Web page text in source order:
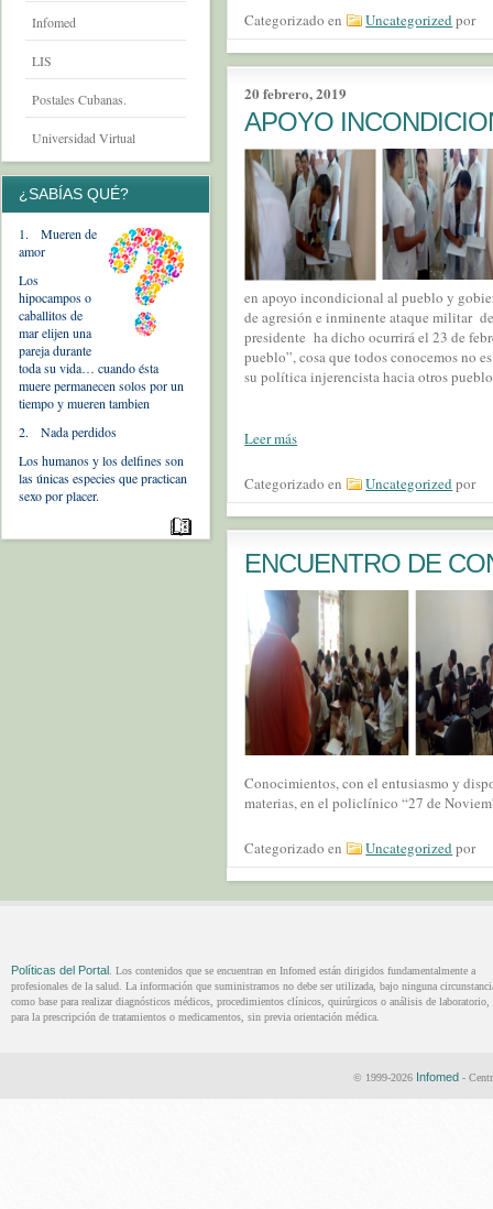
Categorizado en Uncategorizedpor
20 febrero, 2019
APOYO
en apoyo incondicional al pueblo y
de agresión e inminente ataque militar
presidente ha dicho ocurrirá el 23 de
pueblo”, cosa que todos conocemos no
su política injerencista hacia otros
Leer más
Categorizado en Uncategorizedpor
ENCUENTRO DE
Conocimientos, con el entusiasmo y
materias, en el policlínico “27 de
Categorizado en Uncategorizedpor
Infomed
LIS
Postales Cubanas.
Universidad Virtual
¿SABÍAS QUÉ?
1. Mueren de
amor
Los
hipocampos o
caballitos de
mar elijen una
pareja durante
toda su vida… cuando ésta
muere permanecen solos por un
tiempo y mueren tambien
2. Nada perdidos
Los humanos y los delfines son
las únicas especies que practican
sexo por placer.
Políticas del Portal . Los contenidos que se encuentran en Infomed están dirigidos fundamentalmente a
profesionales de la salud. La información que suministramos no debe ser utilizada, bajo ninguna
como base para realizar diagnósticos médicos, procedimientos clínicos, quirúrgicos o análisis de laboratorio,
para la prescripción de tratamientos o medicamentos, sin previa orientación médica.
© 1999-2026 Infomed -